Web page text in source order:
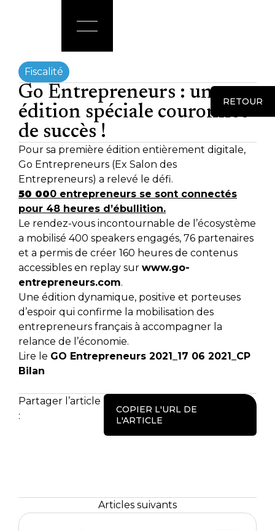
Fiscalité
RETOUR
Go Entrepreneurs : une
édition spéciale couronnée
de succès !
Pour sa première édition entièrement digitale,
Go Entrepreneurs (Ex Salon des
Entrepreneurs) a relevé le défi.
50 000 entrepreneurs se sont connectés
pour 48 heures d’ébullition.
Le rendez-vous incontournable de l’écosystème
a mobilisé 400 speakers engagés, 76 partenaires
et a permis de créer 160 heures de contenus
accessibles en replay sur www.go-
entrepreneurs.com.
Une édition dynamique, positive et porteuses
d’espoir qui confirme la mobilisation des
entrepreneurs français à accompagner la
relance de l’économie.
Lire le GO Entrepreneurs 2021_17 06 2021_CP
Bilan
Partager l’article
:
COPIER L'URL DE
L'ARTICLE
Articles suivants